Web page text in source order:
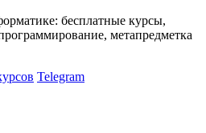
бесплатные курсы,
метапредметка
Telegram